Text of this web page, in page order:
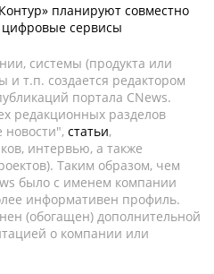
планируют совместно
цифровые сервисы
системы (продукта или
и т.п. создается редактором
портала CNews.
редакционных разделов
новости", статьи,
интервью, а также
Таким образом, чем
было с именем компании
информативен профиль.
(обогащен) дополнительной
о компании или